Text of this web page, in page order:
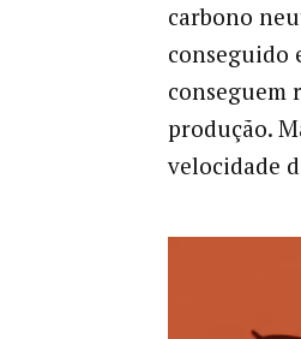
carbono
conseguido
conseguem
produção.
velocidade